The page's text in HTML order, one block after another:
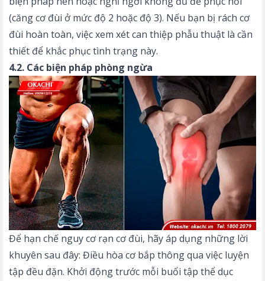
(căng cơ đùi ở mức độ 2 hoặc độ 3). Nếu bạn bị rách cơ
đùi hoàn toàn, việc xem xét can thiệp phẫu thuật là cần
thiết để khắc phục tình trạng này.
4.2. Các biện pháp phòng ngừa
Để hạn chế nguy cơ rạn cơ đùi, hãy áp dụng những lời
khuyên sau đây: Điều hòa cơ bắp thông qua việc luyện
tập đều đặn. Khởi động trước mỗi buổi tập thể dục